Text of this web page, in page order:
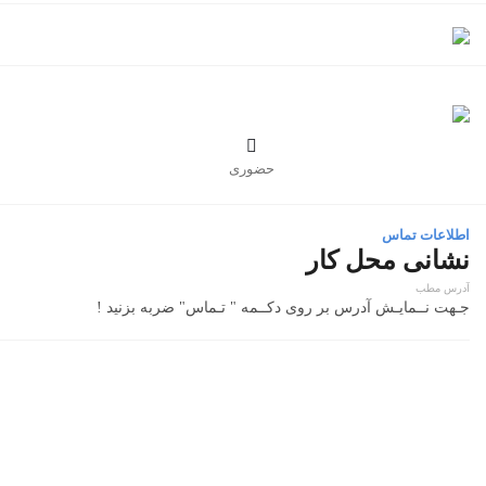

حضوری
اطلاعات تماس
نشانی محل کار
آدرس مطب
جـهت نــمایـش آدرس بر روی دکــمه " تـماس" ضربه بزنید !